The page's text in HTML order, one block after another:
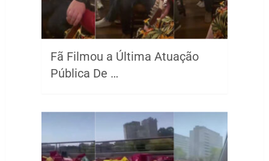
Fã Filmou a Última Atuação
Pública De …